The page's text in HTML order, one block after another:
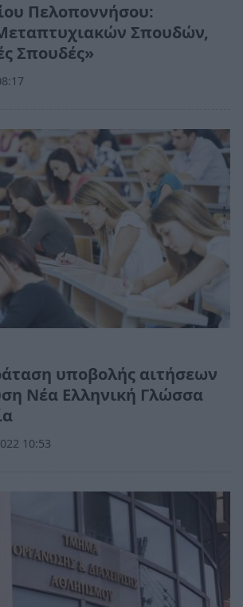
Πελοποννήσου:
Σπουδών,
Σπουδές»
υποβολής αιτήσεων
Νέα Ελληνική Γλώσσα
10:53